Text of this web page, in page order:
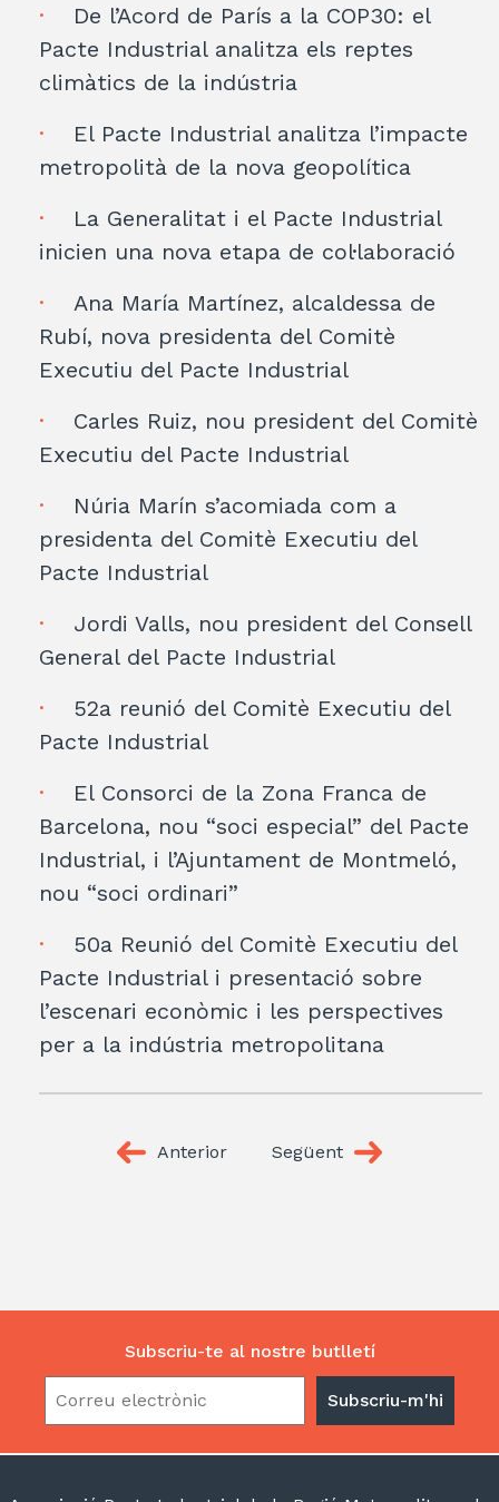
De l’Acord de París a la COP30: el
Pacte Industrial analitza els reptes
climàtics de la indústria
El Pacte Industrial analitza l’impacte
metropolità de la nova geopolítica
La Generalitat i el Pacte Industrial
inicien una nova etapa de col·laboració
Ana María Martínez, alcaldessa de
Rubí, nova presidenta del Comitè
Executiu del Pacte Industrial
Carles Ruiz, nou president del Comitè
Executiu del Pacte Industrial
Núria Marín s’acomiada com a
presidenta del Comitè Executiu del
Pacte Industrial
Jordi Valls, nou president del Consell
General del Pacte Industrial
52a reunió del Comitè Executiu del
Pacte Industrial
El Consorci de la Zona Franca de
Barcelona, nou “soci especial” del Pacte
Industrial, i l’Ajuntament de Montmeló,
nou “soci ordinari”
50a Reunió del Comitè Executiu del
Pacte Industrial i presentació sobre
l’escenari econòmic i les perspectives
per a la indústria metropolitana
Anterior Següent
Subscriu-te al nostre butlletí